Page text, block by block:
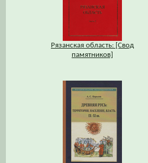
Рязанская область: [Свод
памятников]